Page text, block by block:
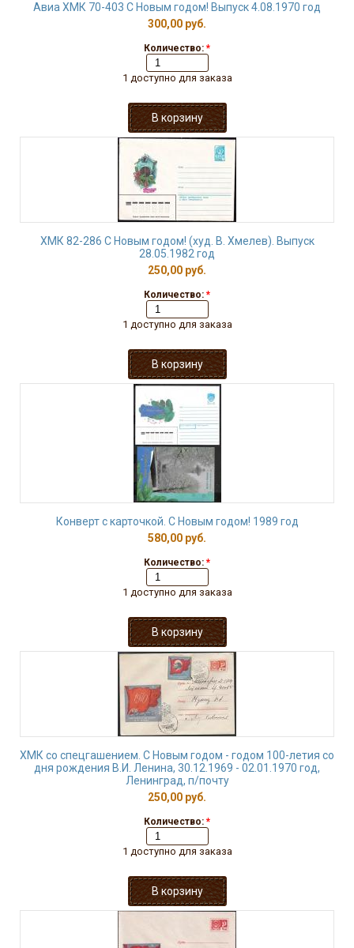
Авиа ХМК 70-403 С Новым годом! Выпуск 4.08.1970 год
300,00 руб.
Количество: *
1 доступно для заказа
ХМК 82-286 С Новым годом! (худ. В. Хмелев). Выпуск
28.05.1982 год
250,00 руб.
Количество: *
1 доступно для заказа
Конверт с карточкой. С Новым годом! 1989 год
580,00 руб.
Количество: *
1 доступно для заказа
ХМК со спецгашением. С Новым годом - годом 100-летия со
дня рождения В.И. Ленина, 30.12.1969 - 02.01.1970 год,
Ленинград, п/почту
250,00 руб.
Количество: *
1 доступно для заказа